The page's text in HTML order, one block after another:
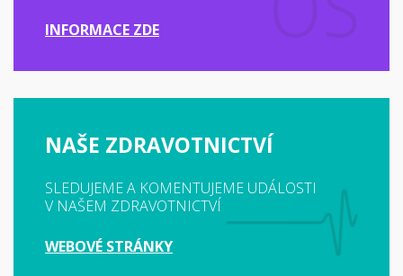
INFORMACE ZDE
NAŠE ZDRAVOTNICTVÍ
SLEDUJEME A KOMENTUJEME UDÁLOSTI
V NAŠEM ZDRAVOTNICTVÍ
WEBOVÉ STRÁNKY